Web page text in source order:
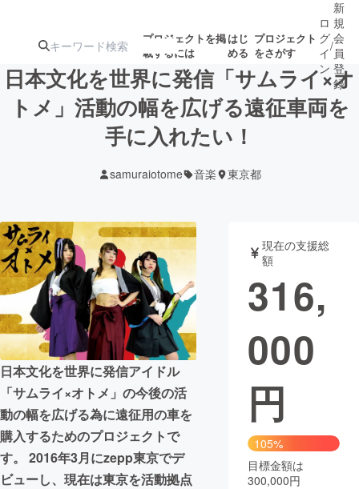
プロジェクトを掲
載するには
はじ
める
プロジェクト
をさがす
注目のリ 注目の新着プロ募集終了が近いプ
テクノロジー・ガジェット
映像・映画 書籍・雑誌
ビジネス・起業 チャレンジ
まちづくり・地域活性化
CAMPFIRE for Social Good
CAMPFIRE Creation
CAMPFIREふるさと納税
コミュニティ
ロ
グ
イ
ン
/
新
規
会
員
登
録
日本文化を世界に発信「サムライ×オ
トメ」活動の幅を広げる遠征車両を
手に入れたい！
samuraiotome 音楽 東京都
日本文化を世界に発信アイドル
「サムライ×オトメ」の今後の活
動の幅を広げる為に遠征用の車を
購入するためのプロジェクトで
す。 2016年3月にzepp東京でデ
ビューし、現在は東京を活動拠点
現在の支援総
額
316,
000
円
105%
目標金額は
300,000円